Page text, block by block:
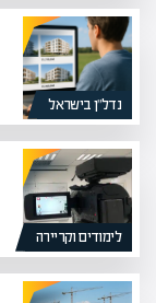
נדל”ן בישראל
לימודים וקריירה